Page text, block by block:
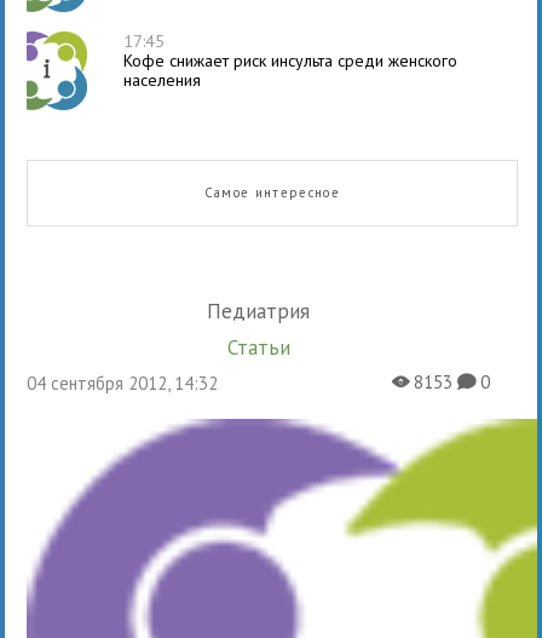
17:45
Кофе снижает риск инсульта среди женского
населения
Самое интересное
Педиатрия
Статьи
04 сентября 2012, 14:32 X8153K0